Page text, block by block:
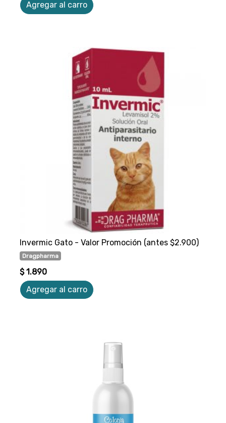
Agregar al carro
Invermic Gato - Valor Promoción (antes $2.900)
Dragpharma
$ 1.890
Agregar al carro